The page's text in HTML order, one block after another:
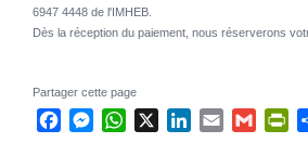
6947 4448 de l'IMHEB.
Dès la réception du paiement, nous réserverons
Partager cette page
FacebookMessenger
WhatsAppLinkedIn
Email Gmail